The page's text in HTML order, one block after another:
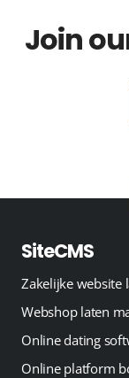
Join
SiteCMS
Zakelijke website
Webshop laten
Online dating
Online platform